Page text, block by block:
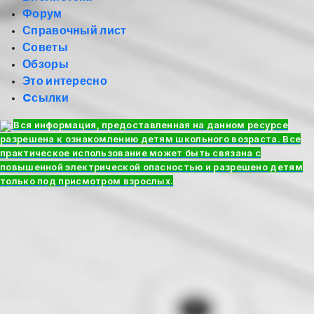
Форум
Справочный лист
Советы
Обзоры
Это интересно
Cсылки
Вся информация, предоставленная на данном ресурсе
разрешена к ознакомлению детям школьного возраста. Все
практическое использование может быть связана с
повышенной электрической опасностью и разрешено детям
только под присмотром взрослых.